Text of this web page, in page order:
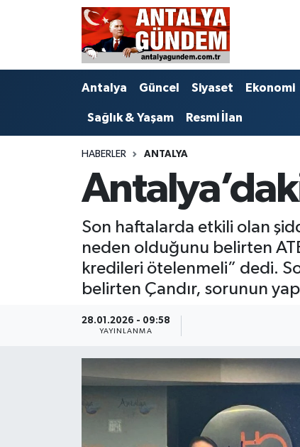
Antalya Güncel Siyaset Ekonomi
Sağlık & Yaşam Resmi İlan
HABERLER ANTALYA
Son haftalarda etkili olan
neden olduğunu belirten
kredileri ötelenmeli” dedi.
belirten Çandır, sorunun
28.01.2026 - 09:58
YAYINLANMA
Antalya
Bilim & Teknoloji
EĞİTİM
Ekonomi
Kültür & Sanat
Magazin
Antalya Nöbetçi Eczaneler
Antalya Hava Durumu
Antalya Namaz Vakitleri
Süper Lig Puan Durumu ve Fikstür
Tüm Manşetler
Son Dakika Haberleri